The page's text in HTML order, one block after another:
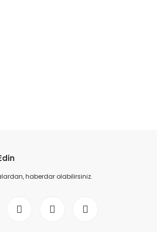
haberdar olabilirsiniz.